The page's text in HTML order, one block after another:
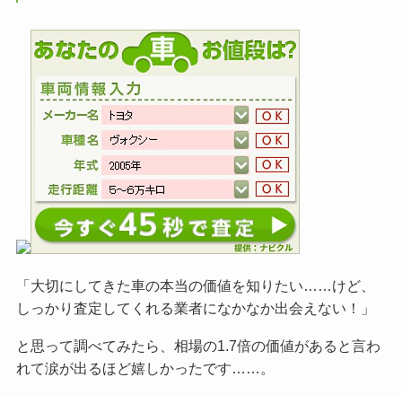
「大切にしてきた車の本当の価値を知りたい……けど、
しっかり査定してくれる業者になかなか出会えない！」
と思って調べてみたら、相場の1.7倍の価値があると言わ
れて涙が出るほど嬉しかったです……。